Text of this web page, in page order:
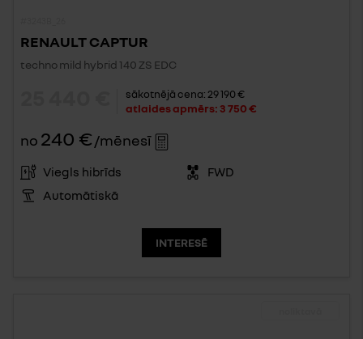
RENAULT CAPTUR
techno mild hybrid 140 ZS EDC
sākotnējā cena: 29 190 €
atlaides apmērs: 3 750 €
no 240 €/mēnesī
Viegls hibrīds
FWD
Automātiskā
INTERESĒ